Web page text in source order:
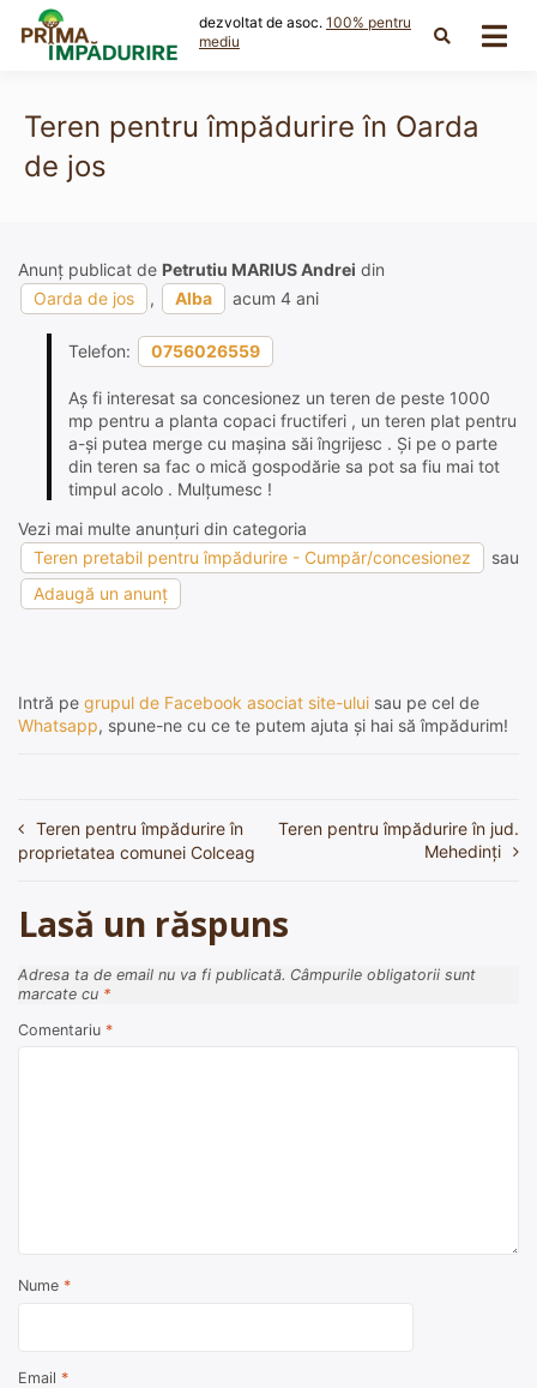
content
dezvoltat de asoc. 100% pentru
mediu
Teren pentru împădurire în Oarda
de jos
Anunț publicat de Petrutiu MARIUS Andrei din
Oarda de jos
, Alba acum 4 ani
Telefon: 0756026559
Aș fi interesat sa concesionez un teren de peste 1000
mp pentru a planta copaci fructiferi , un teren plat pentru
a-și putea merge cu mașina săi îngrijesc . Și pe o parte
din teren sa fac o mică gospodărie sa pot sa fiu mai tot
timpul acolo . Mulțumesc !
Vezi mai multe anunțuri din categoria
Teren pretabil pentru împădurire - Cumpăr/concesionez
sau
Adaugă un anunț
Intră pe grupul de Facebook asociat site-ului sau pe cel de
Whatsapp, spune-ne cu ce te putem ajuta și hai să împădurim!
Navigare
articole
Teren pentru împădurire în
proprietatea comunei Colceag
Teren pentru împădurire în jud.
Mehedinți
Lasă un răspuns
Adresa ta de email nu va fi publicată. Câmpurile obligatorii sunt
marcate cu *
Comentariu *
Nume *
Email *